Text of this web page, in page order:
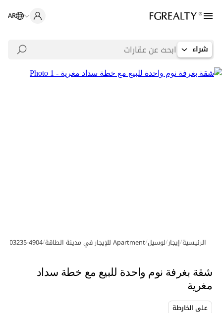
AR
شراء
معرض الصور
الرئيسية/إيجار/لوسيل/Apartment للإيجار في مدينة الطاقة /
003235-4904
شقة بغرفة نوم واحدة للبيع مع خطة سداد
مغرية
على الخارطة